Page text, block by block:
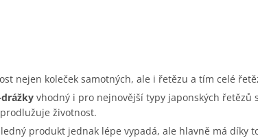
nejen koleček samotných, ale i řetězu a tím celé
vhodný i pro nejnovější typy japonských řetězů
životnost.
produkt jednak lépe vypadá, ale hlavně má díky